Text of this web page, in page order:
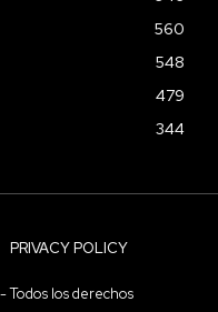
560
548
479
344
PRIVACY POLICY
los derechos